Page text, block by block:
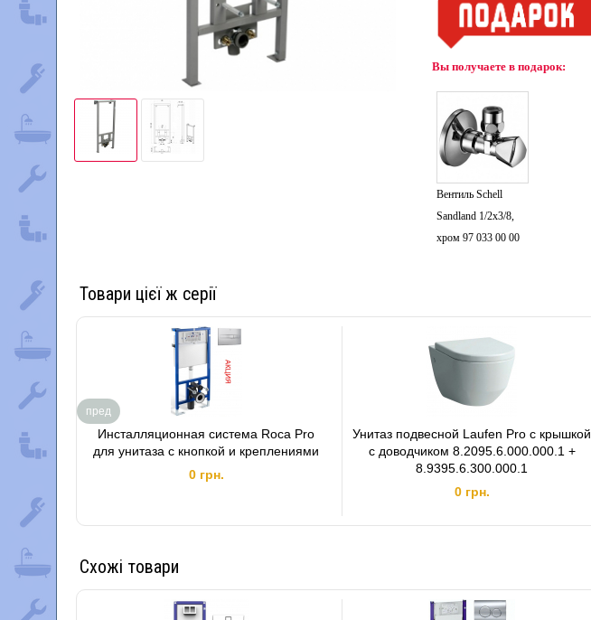
Вы получаете в подарок:
Вентиль Schell
Sandland 1/2х3/8,
хром 97 033 00 00
Товари цієї ж серії
Инсталляционная система Roca Pro
для унитаза с кнопкой и креплениями
0 грн.
Унитаз подвесной Laufen Pro с крышкой
с доводчиком 8.2095.6.000.000.1 +
8.9395.6.300.000.1
0 грн.
пред
Схожі товари